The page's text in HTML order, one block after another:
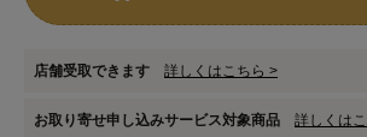
店舗受取できます 詳しくはこちら >
お取り寄せ申し込みサービス対象商品 詳しくは